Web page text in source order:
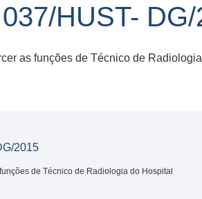
HUST-
as funções de Técnico de
2015
de Técnico de Radiologia do Hospital